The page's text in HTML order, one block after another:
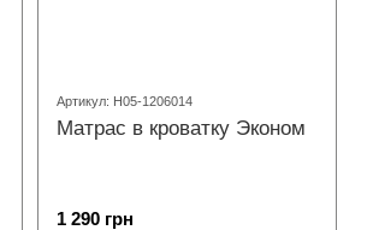
Артикул: Н05-1206014
Матрас в кроватку Эконом
1 290 грн